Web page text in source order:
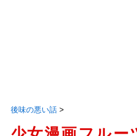
後味の悪い話>